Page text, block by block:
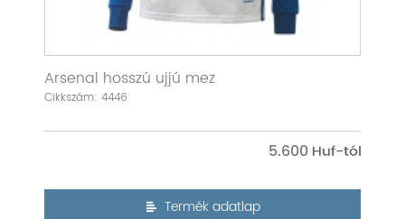
Arsenal hosszú ujjú mez
Cikkszám: 4446
5.600
Termék adatlap